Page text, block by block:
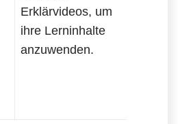
Erklärvideos, um
ihre Lerninhalte
anzuwenden.